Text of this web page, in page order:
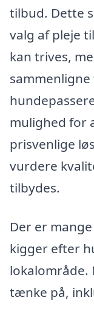
tilbud. Dette
valg af pleje
kan trives,
mulighed for
prisvenlige
vurdere
tilbydes.
Der er
kigger efter
lokalområde.
tænke på,